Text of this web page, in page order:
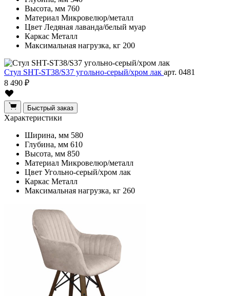
Высота, мм 760
Материал Микровелюр/металл
Цвет Ледяная лаванда/белый муар
Каркас Металл
Максимальная нагрузка, кг 200
Стул SHT-ST38/S37 угольно-серый/хром лак арт. 0481
8 490 ₽
Быстрый заказ
Характеристики
Ширина, мм 580
Глубина, мм 610
Высота, мм 850
Материал Микровелюр/металл
Цвет Угольно-серый/хром лак
Каркас Металл
Максимальная нагрузка, кг 260